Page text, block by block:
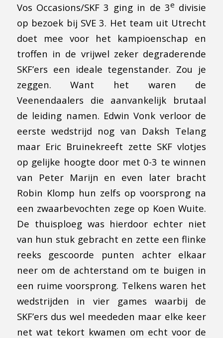
Vos Occasions/SKF 3 ging in de 3e divisie
op bezoek bij SVE 3. Het team uit Utrecht
doet mee voor het kampioenschap en
troffen in de vrijwel zeker degraderende
SKF’ers een ideale tegenstander. Zou je
zeggen. Want het waren de
Veenendaalers die aanvankelijk brutaal
de leiding namen. Edwin Vonk verloor de
eerste wedstrijd nog van Daksh Telang
maar Eric Bruinekreeft zette SKF vlotjes
op gelijke hoogte door met 0-3 te winnen
van Peter Marijn en even later bracht
Robin Klomp hun zelfs op voorsprong na
een zwaarbevochten zege op Koen Wuite.
De thuisploeg was hierdoor echter niet
van hun stuk gebracht en zette een flinke
reeks gescoorde punten achter elkaar
neer om de achterstand om te buigen in
een ruime voorsprong. Telkens waren het
wedstrijden in vier games waarbij de
SKF’ers dus wel meededen maar elke keer
net wat tekort kwamen om echt voor de